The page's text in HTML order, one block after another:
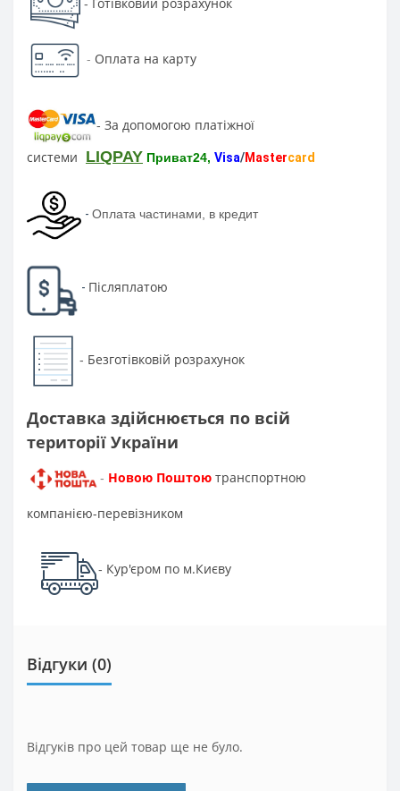
- Оплата на карту
- За допомогою платіжної
системи LIQPAY Приват24, Visa/Mastercard
- Оплата частинами, в кредит
- Післяплатою
- Безготівковій розрахунок
Доставка здійснюється по всій
території України
- Новою Поштою транспортною
компанією-перевізником
- Кур'єром по м.Києву
Відгуки (0)
Відгуків про цей товар ще не було.